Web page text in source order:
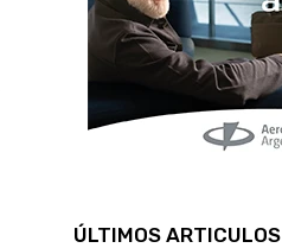
ÚLTIMOS ARTICULOS